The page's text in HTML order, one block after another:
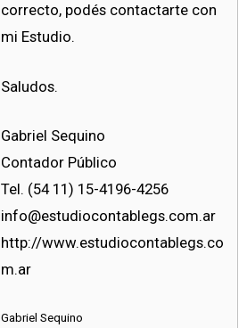
correcto, podés contactarte con
mi Estudio.
Saludos.
Gabriel Sequino
Contador Público
Tel. (54 11) 15-4196-4256
info@estudiocontablegs.com.ar
http://www.estudiocontablegs.co
m.ar
Gabriel Sequino